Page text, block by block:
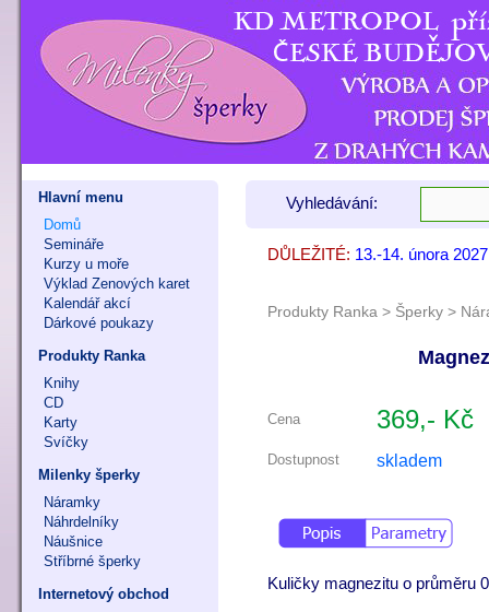
Hlavní menu
Domů
Semináře
Kurzy u moře
Výklad Zenových karet
Kalendář akcí
Dárkové poukazy
Produkty Ranka
Knihy
CD
Karty
Svíčky
Milenky šperky
Náramky
Náhrdelníky
Náušnice
Stříbrné šperky
Internetový obchod
Vyhledávání:
DŮLEŽITÉ: 13.-14. února
7. - 8. listopadu
9. - 11. října 2026
Produkty Ranka > Šperky >
Cena 369,- Kč
Dostupnost skladem
Kuličky magnezitu o průměru